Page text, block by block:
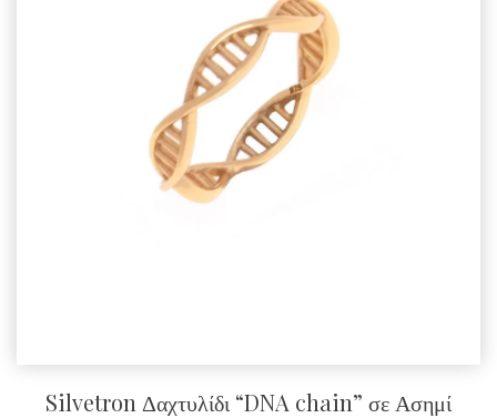
Silvetron Δαχτυλίδι “DNA chain” σε Ασημί